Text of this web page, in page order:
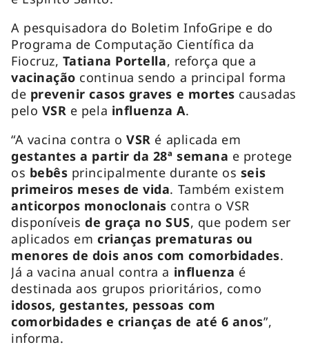
A pesquisadora do Boletim InfoGripe e do
Programa de Computação Científica da
Fiocruz, Tatiana Portella, reforça que a
vacinação continua sendo a principal forma
de prevenir casos graves e mortes causadas
pelo VSR e pela influenza A.
“A vacina contra oVSR é aplicada em
gestantes a partir da 28ª semana e protege
os bebês principalmente durante os seis
primeiros meses de vida. Também existem
anticorpos monoclonais contra o VSR
disponíveisde graça no SUS, que podem ser
aplicados emcrianças prematuras ou
menores de dois anos com comorbidades.
Já a vacina anual contra a influenza é
destinada aos grupos prioritários, como
idosos, gestantes, pessoas com
comorbidades e crianças de até 6 anos”,
informa.